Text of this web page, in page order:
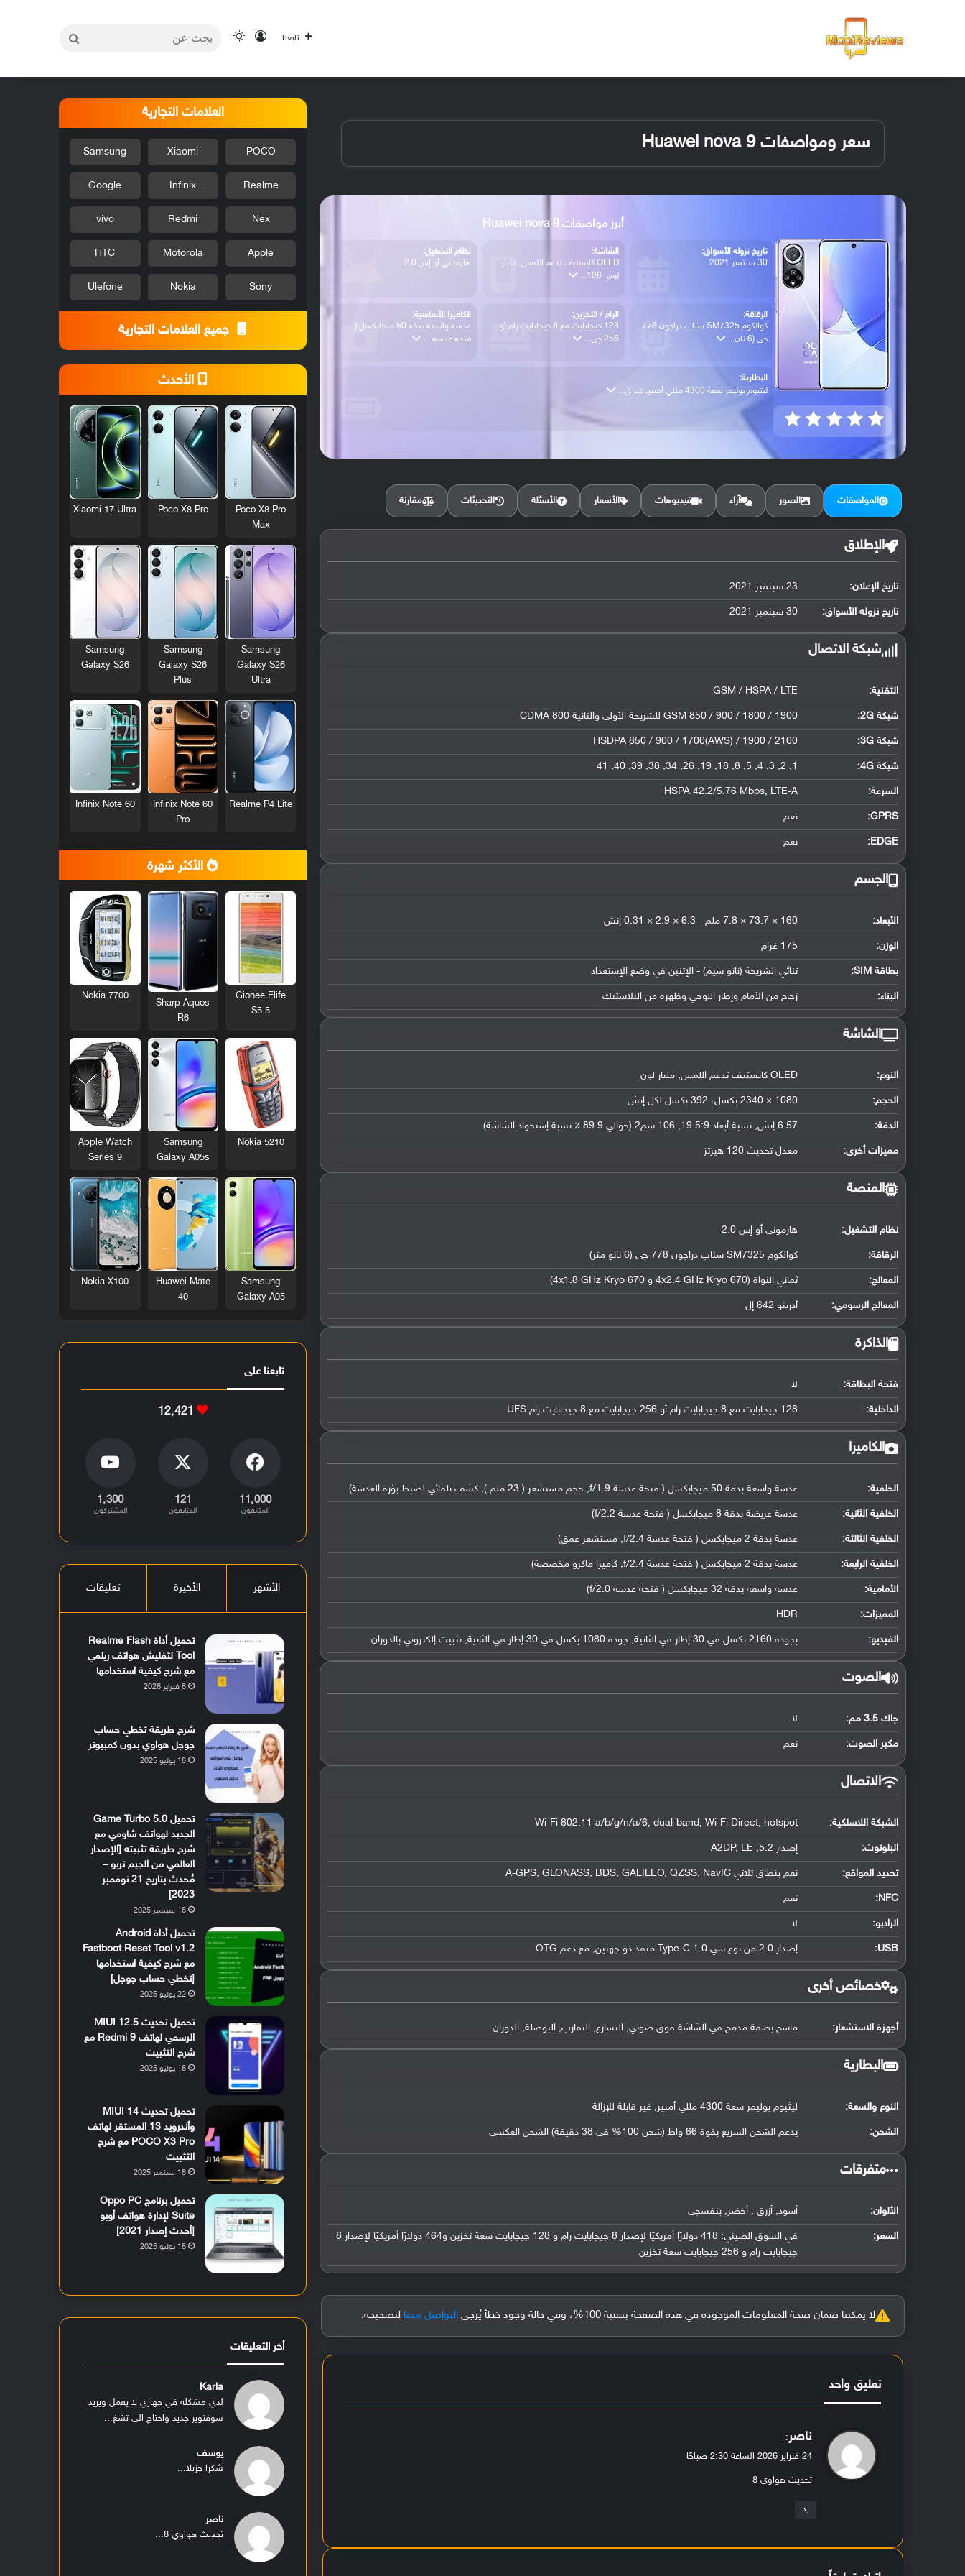
تابعنا تسجيل الدخول
الوضع المظلم
سعر ومواصفات Huawei nova 9
أبرز مواصفات Huawei nova 9
تاريخ نزوله الأسواق:
30 سبتمبر 2021
الشاشة:
OLED كابستيف تدعم اللمس, مليار
لون، 108...
نظام التشغيل:
هارموني أو إس 2.0
الرقاقة:
كوالكوم SM7325 سناب دراجون 778
جي (6 نان...
الرام / التخزين:
128 جيجابايت مع 8 جيجابايت رام أو
256 جي...
الكاميرا الأساسية:
عدسة واسعة بدقة 50 ميجابكسل (
فتحة عدسة ...
البطارية:
ليثيوم بوليمر سعة 4300 مللي أمبير, غير ق...
المواصفات الصور آراء فيديوهات الأسعار الأسئلة التحديثات مقارنة
الإطلاق
تاريخ الإعلان: 23 سبتمبر 2021
تاريخ نزوله الأسواق: 30 سبتمبر 2021
شبكة الاتصال
التقنية: GSM / HSPA / LTE
شبكة 2G: GSM 850 / 900 / 1800 / 1900 للشريحة الأولى والثانية CDMA 800
شبكة 3G :
HSDPA 850 / 900 / 1700(AWS) / 1900 / 2100
شبكة 4G :
1, 2, 3, 4, 5, 8, 18, 19, 26, 34, 38, 39, 40, 41
السرعة: HSPA 42.2/5.76 Mbps, LTE-A
GPRS: نعم
EDGE: نعم
الجسم
الأبعاد: 160 × 73.7 × 7.8 ملم - 6.3 × 2.9 × 0.31 إنش
الوزن: 175 غرام
بطاقة SIM: ثنائي الشريحة (نانو سيم) - الإثنين في وضع الإستعداد
البناء: زجاج من الأمام وإطار اللوحي وظهره من البلاستيك
الشاشة
النوع: OLED كابستيف تدعم اللمس, مليار لون
الحجم: 1080 × 2340 بكسل، 392 بكسل لكل إنش
الدقة: 6.57 إنش, نسبة أبعاد 19.5:9, 106 سم2 (حوالي 89.9 ٪ نسبة إستحواذ الشاشة)
مميزات أخرى: معدل تحديث 120 هيرتز
المنصة
نظام التشغيل: هارموني أو إس 2.0
الرقاقة: كوالكوم SM7325 سناب دراجون 778 جي (6 نانو متر)
المعالج: ثماني النواة (4x2.4 GHz Kryo 670 و 4x1.8 GHz Kryo 670)
المعالج الرسومي: أدرينو 642 إل
الذاكرة
فتحة البطاقة: لا
الداخلية: 128 جيجابايت مع 8 جيجابايت رام أو 256 جيجابايت مع 8 جيجابايت رام UFS
الكاميرا
الخلفية: عدسة واسعة بدقة 50 ميجابكسل ( فتحة عدسة f/1.9, حجم مستشعر ( 23 ملم ), كشف تلقائي لضبط بؤرة العدسة)
الخلفية الثانية: عدسة عريضة بدقة 8 ميجابكسل ( فتحة عدسة f/2.2)
الخلفية الثالثة: عدسة بدقة 2 ميجابكسل ( فتحة عدسة f/2.4, مستشعر عمق)
الخلفية الرابعة: عدسة بدقة 2 ميجابكسل ( فتحة عدسة f/2.4, كاميرا ماكرو مخصصة)
الأمامية: عدسة واسعة بدقة 32 ميجابكسل ( فتحة عدسة f/2.0)
المميزات: HDR
الفيديو: بجودة 2160 بكسل في 30 إطار في الثانية, جودة 1080 بكسل في 30 إطار في الثانية, تثبيت إلكتروني بالدوران
الصوت
جاك 3.5 مم: لا
مكبر الصوت: نعم
الاتصال
الشبكة اللاسلكية: Wi-Fi 802.11 a/b/g/n/a/6, dual-band, Wi-Fi Direct, hotspot
البلوتوث: إصدار 5.2, A2DP, LE
تحديد المواقع: نعم بنطاق ثلاثي A-GPS, GLONASS, BDS, GALILEO, QZSS, NavIC
NFC
: نعم
الراديو: لا
USB
: إصدار 2.0 من نوع سي Type-C 1.0 منفذ ذو جهتين, مع دعم OTG
خصائص أخرى
أجهزة الاستشعار: ماسح بصمة مدمج في الشاشة فوق صوتي, التسارع, التقارب, البوصلة, الدوران
البطارية
النوع والسعة: ليثيوم بوليمر سعة 4300 مللي أمبير, غير قابلة للإزالة
الشحن: يدعم الشحن السريع بقوة 66 واط (شحن 100% في 38 دقيقة) الشحن العكسي
‏متفرقات‏
الألوان: أسود, أزرق , أخضر, بنفسجي
السعر:
في السوق الصيني: 418 دولارًا أمريكيًا لإصدار 8 جيجابايت رام و 128 جيجابايت سعة تخزين و464 دولارًا أمريكيًا لإصدار 8
جيجابايت رام و 256 جيجابايت سعة تخزين
لا يمكننا ضمان صحة المعلومات الموجودة في هذه الصفحة بنسبة 100%، وفي حالة وجود خطأ يُرجى التواصل معنا لتصحيحه.
تعليق واحد
ناصر:
24 فبراير 2026 الساعة 2:30 صباحًا
تحديث هواوي 8
رد
العلامات التجارية
POCO
Xiaomi
Samsung
Realme
Infinix
Google
Nex
Redmi
vivo
Apple
Motorola
HTC
Sony
Nokia
Ulefone
جميع العلامات التجارية
الأحدث
Poco X8 Pro
Max
Poco X8 Pro
Xiaomi 17 Ultra
Samsung
Galaxy S26
Ultra
Samsung
Galaxy S26
Plus
Samsung
Galaxy S26
Realme P4 Lite
Infinix Note 60
Pro
Infinix Note 60
الأكثر شهرة
Gionee Elife
S5.5
Sharp Aquos
R6
Nokia 7700
Nokia 5210
Samsung
Galaxy A05s
Apple Watch
Series 9
Samsung
Galaxy A05
Huawei Mate
40
Nokia X100
تابعنا على
12٬421
11٬000
المتابعون
121
المتابعون
1٬300
المشتركون
الأشهر الأخيرة تعليقات
تحميل أداة Realme Flash
Tool لتفليش هواتف ريلمي
مع شرح كيفية استخدامها
8 فبراير 2026
شرح طريقة تخطي حساب
جوجل هواوي بدون كمبيوتر
18 يوليو 2025
تحميل Game Turbo 5.0
الجديد لهواتف شاومي مع
شرح طريقة تثبيته [الإصدار
العالمي من الجيم تربو –
مُحدث بتاريخ 21 نوفمبر
2023]
18 سبتمبر 2025
تحميل أداة Android
Fastboot Reset Tool v1.2
مع شرح كيفية استخدامها
[تخطي حساب جوجل]
22 يوليو 2025
تحميل تحديث MIUI 12.5
الرسمي لهاتف Redmi 9 مع
شرح التثبيت
18 يوليو 2025
تحميل تحديث MIUI 14
وأندرويد 13 المستقر لهاتف
POCO X3 Pro مع شرح
التثبيت
18 سبتمبر 2025
تحميل برنامج Oppo PC
Suite لإدارة هواتف أوبو
[أحدث إصدار 2021]
18 يوليو 2025
أخر التعليقات
Karla
لدي مشكله في جهازي لا يعمل ويريد
سوفتوير جديد واحتاج الى تشغ...
يوسف
شكرا جزيلا...
ناصر
تحديث هواوي 8...